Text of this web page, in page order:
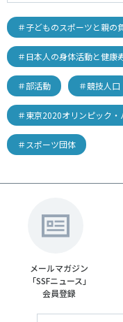
＃子どものスポーツと親の
＃日本人の身体活動と健康
＃部活動 ＃競技人口
＃東京2020オリンピック
＃スポーツ団体
メールマガジン
「SSFニュース」
会員登録